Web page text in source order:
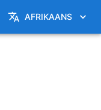
AFRIKAANS